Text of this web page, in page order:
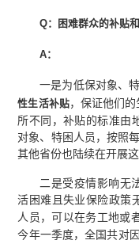
Q：困难群众的补贴
A：
一是为低保对象、
性生活补贴，保证他们
所不同，补贴的标准由
对象、特困人员，按照
其他省份也陆续在开展这
二是受疫情影响无
活困难且失业保险政策
人员，可以在务工地或
今年一季度，全国共对